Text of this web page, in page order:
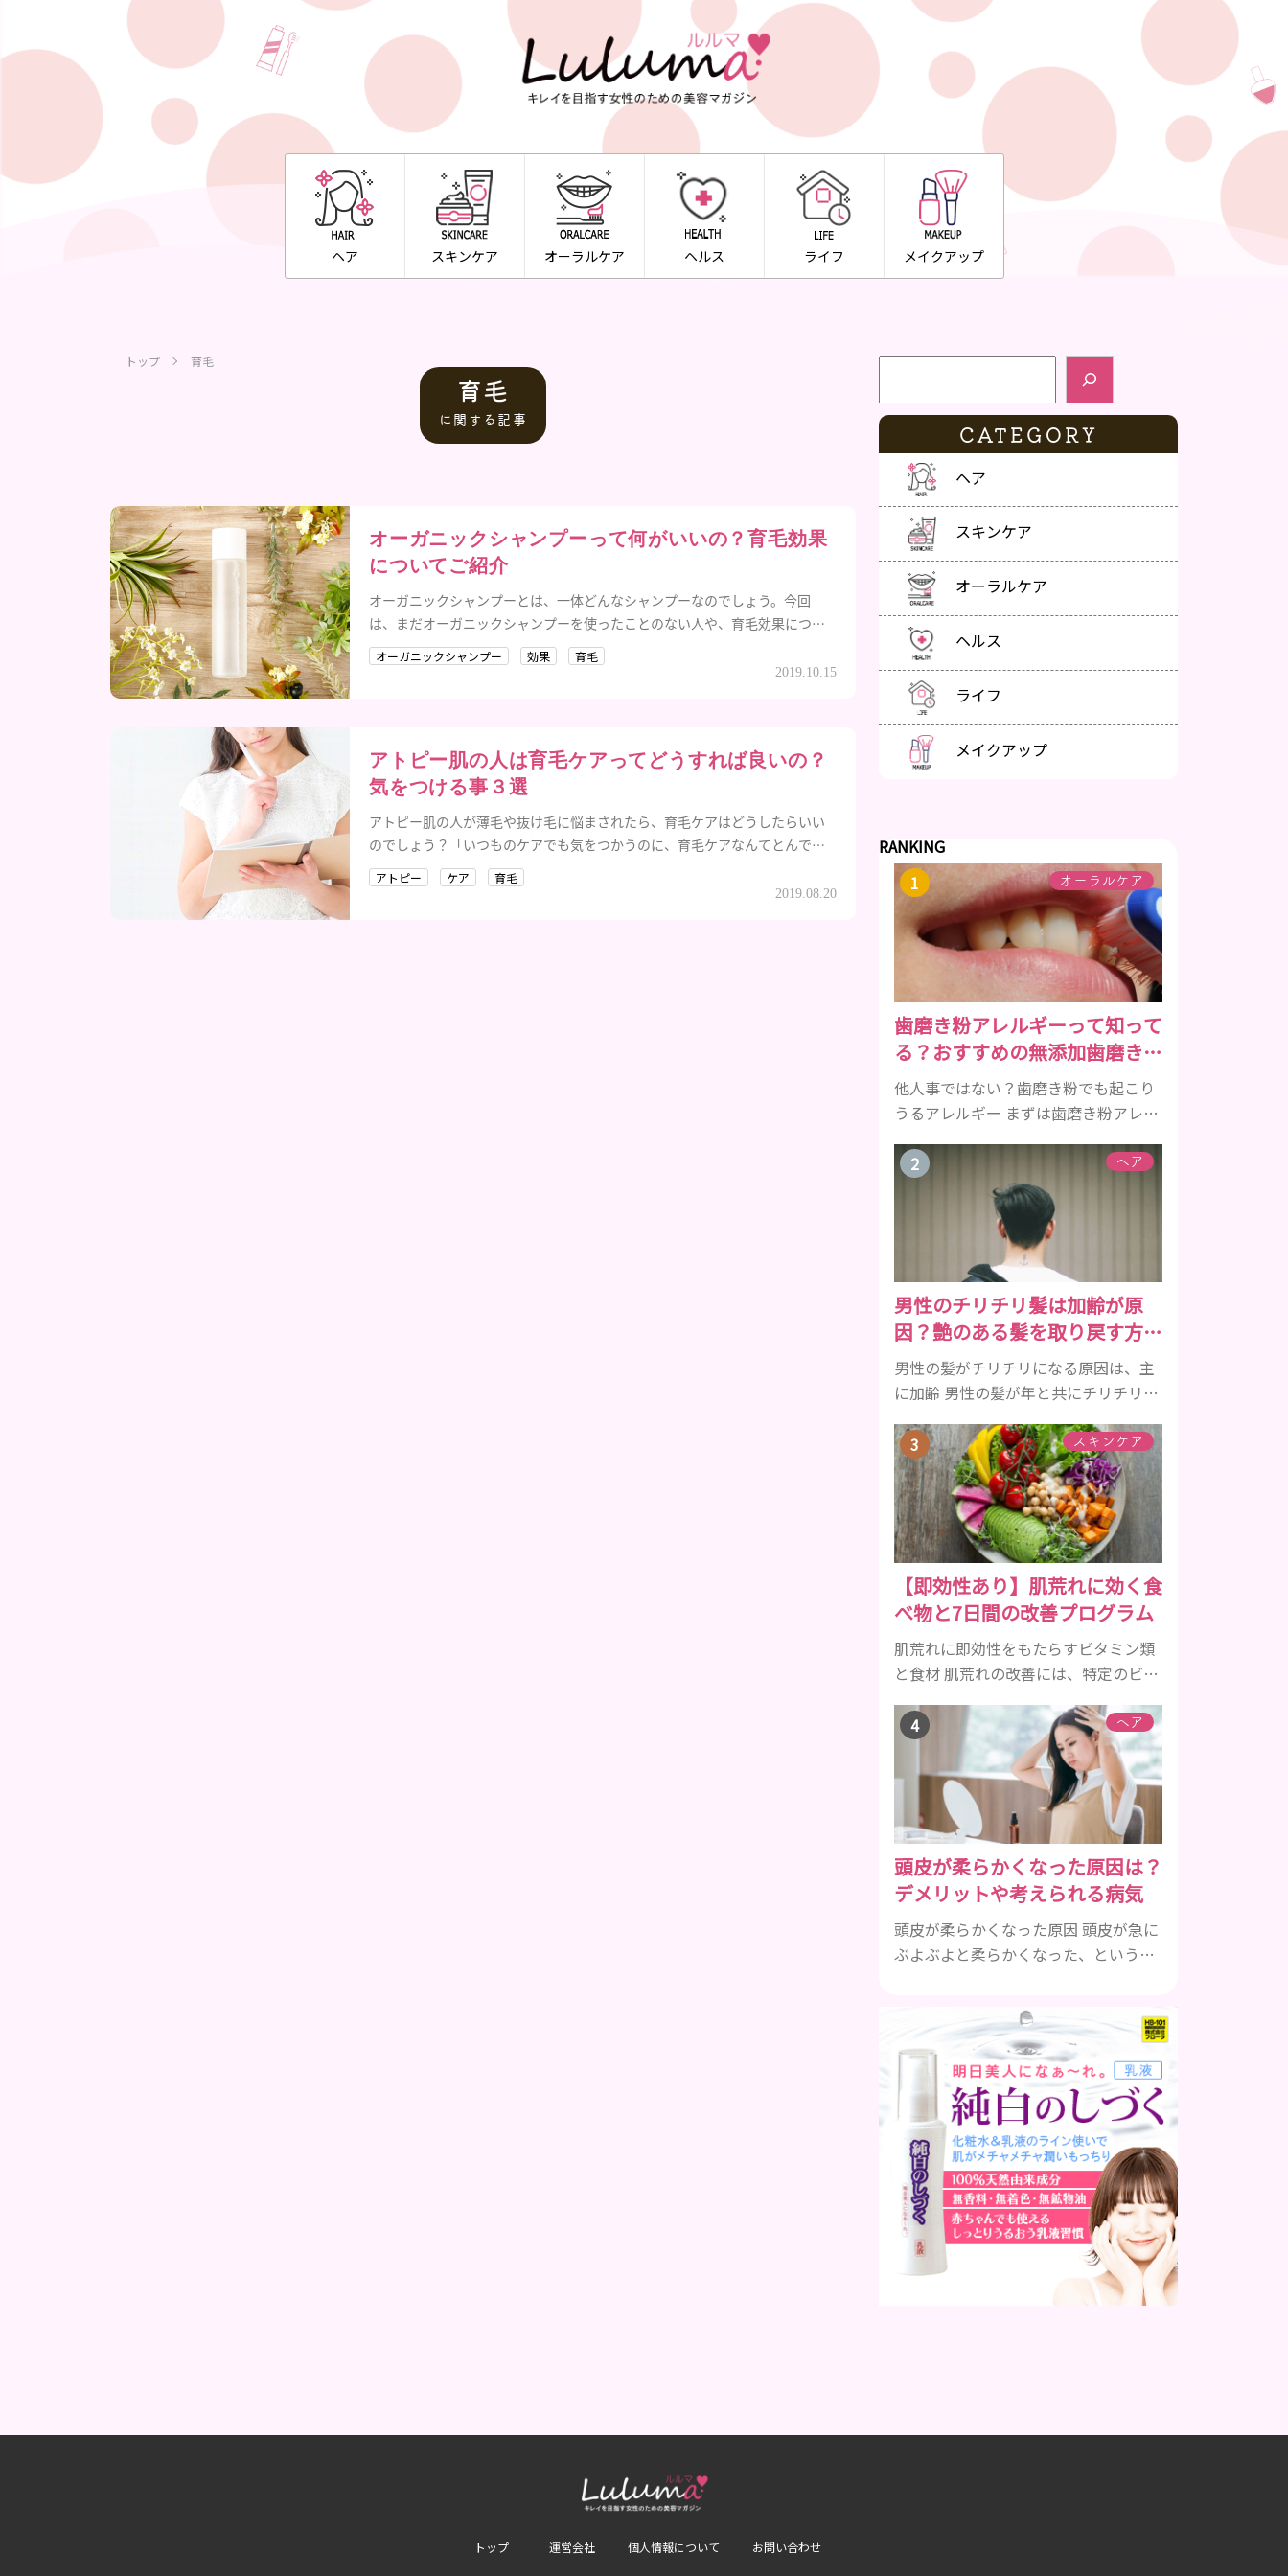
ヘア スキンケア オーラルケア ヘルス ライフ メイクアップ
トップ 育毛
育毛
に関する記事
オーガニックシャンプーって何がいいの？育毛効果
についてご紹介
オーガニックシャンプーとは、一体どんなシャンプーなのでしょう。今回
は、まだオーガニックシャンプーを使ったことのない人や、育毛効果につい
てくわしく知りたい人のために、基礎知識をご紹介します！
オーガニックシャンプー 効果 育毛
2019.10.15
アトピー肌の人は育毛ケアってどうすれば良いの？
気をつける事３選
アトピー肌の人が薄毛や抜け毛に悩まされたら、育毛ケアはどうしたらいい
のでしょう？「いつものケアでも気をつかうのに、育毛ケアなんてとんでも
ない」と弱気になる人もいるかもしれません。おさえるべきポイントについ
て、順に見ていきましょう。
アトピー ケア 育毛
2019.08.20
検索
CATEGORY
ヘア
スキンケア
オーラルケア
ヘルス
ライフ
メイクアップ
RANKING
オーラルケア
歯磨き粉アレルギーって知って
る？おすすめの無添加歯磨き粉
をご紹介
他人事ではない？歯磨き粉でも起こり
うるアレルギー まずは歯磨き粉アレル
ーの症状を解説しますね。 歯磨き粉に
含まれるアレルギーを起こすおそれの
ある成分 まず、普段お使いの歯磨き粉
に含まれているどの成分にアレルギー
を引き起こすおそれがあるのかを説明
しますね。 •フッ素･･･歯の表面のエナ
メルを守り強くしたり、虫歯と防ぐ働
きを持つ成分 •香味料 ･･･歯磨き粉の風
味や爽...
ヘア
男性のチリチリ髪は加齢が原
因？艶のある髪を取り戻す方法
をご紹介
男性の髪がチリチリになる原因は、主
に加齢 男性の髪が年と共にチリチリに
い頃はしっかりとボリュームがあり、
髪にツヤがあった男性も、いつのまに
か髪がチリチリでペタンとするように
なったと感じる人もいるでしょう。特
に大人の男性としての魅力が出てくる
40代以降の男性に悩んでいる人が多い
傾向があります。 髪が生え変わるサイ
クルは、年齢と共に乱れていきます。
髪が太くならないま...
スキンケア
【即効性あり】肌荒れに効く食
べ物と7日間の改善プログラム
肌荒れに即効性をもたらすビタミン類
と食材 肌荒れの改善には、特定のビタ
す。ビタミンA、B群、C、Eは肌の回復
力を高め、荒れた肌を内側から修復す
る栄養素です。 ビタミンA：レバー、
人参、ほうれん草など レバー、人参、
ほうれん草などに含まれるビタミンA
は、肌のターンオーバーを正常化し、
肌荒れを素早く修復します。特にレバ
ーは吸収率の高いレチノールを含み、
即効性が期待でき...
ヘア
頭皮が柔らかくなった原因は？
デメリットや考えられる病気
頭皮が柔らかくなった原因 頭皮が急に
ぶよぶよと柔らかくなった、という場
の人がさらに悪化していくと、今度は
頭皮が柔らかくなった状態になりま
す。 真逆に感じるかもしれませんが、
頭皮のこりによって血行が悪くなった
頭皮をそのままにしておくと、どんど
ん水分が排出されずに溜まっていくの
です。 不要なものが排出することなく
取り残された状態なの...
トップ 運営会社 個人情報について お問い合わせ